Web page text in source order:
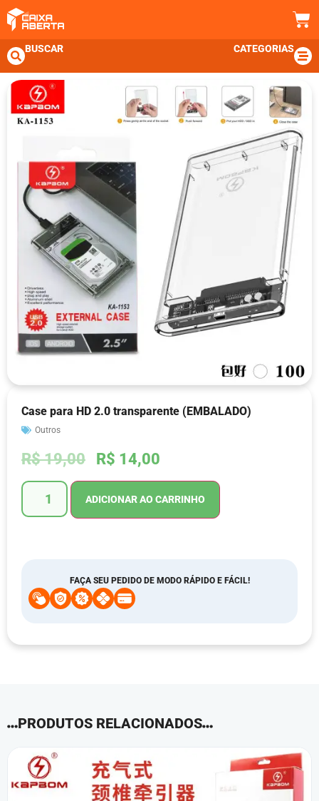
BUSCAR CATEGORIAS
Case para HD 2.0 transparente (EMBALADO)
Outros
R$19,00 R$ 14,00
ADICIONAR AO CARRINHO
FAÇA SEU PEDIDO DE MODO RÁPIDO E FÁCIL!
PRODUTOS RELACIONADOS